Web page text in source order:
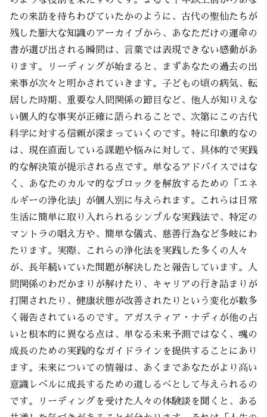
たの来訪を待ちわびていたかのように、古代の聖仙たちが
残した膨大な知識のアーカイブから、あなただけの運命の
書が選び出される瞬間は、言葉では表現できない感動があ
ります。リーディングが始まると、まずあなたの過去の出
来事が次々と明かされていきます。子どもの頃の病気、転
居した時期、重要な人間関係の節目など、他人が知りえな
い個人的な事実が正確に語られることで、次第にこの古代
科学に対する信頼が深まっていくのです。特に印象的なの
は、現在直面している課題や悩みに対して、具体的で実践
的な解決策が提示される点です。単なるアドバイスではな
く、あなたのカルマ的なブロックを解放するための「エネ
ルギーの浄化法」が個人別に与えられます。これらは日常
生活に簡単に取り入れられるシンプルな実践法で、特定の
マントラの唱え方や、簡単な儀式、慈善行為など多岐にわ
たります。実際、これらの浄化法を実践した多くの人々
が、長年続いていた問題が解決したと報告しています。人
間関係のわだかまりが解けたり、キャリアの行き詰まりが
打開されたり、健康状態が改善されたりという変化が数多
く報告されているのです。アガスティア・ナディが他の占
いと根本的に異なる点は、単なる未来予測ではなく、魂の
成長のための実践的なガイドラインを提供することにあり
ます。未来についての情報は、あくまであなたがより高い
意識レベルに成長するための道しるべとして与えられるの
です。リーディングを受けた人々の体験談を聞くと、ある